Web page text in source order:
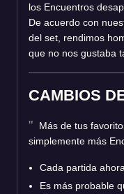
los Encuentros
De acuerdo con
del set, rendimos
que no nos gustaba
CAMBIOS
Más de tus
simplemente más
Cada partida
Es más probable